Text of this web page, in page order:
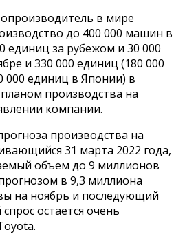
в мире
до 400 000 машин в
единиц за рубежом и 30 000
и 330 000 единиц (180 000
000 единиц в Японии) в
производства на
компании.
производства на
31 марта 2022 года,
объем до 9 миллионов
в 9,3 миллиона
на ноябрь и последующий
остается очень